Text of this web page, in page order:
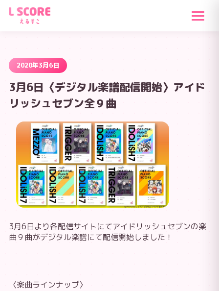
2020年3月6日
3月6日〈デジタル楽譜配信開始〉アイド
リッシュセブン全９曲
3月6日より各配信サイトにてアイドリッシュセブンの楽
曲９曲がデジタル楽譜にて配信開始しました！
〈楽曲ラインナップ〉